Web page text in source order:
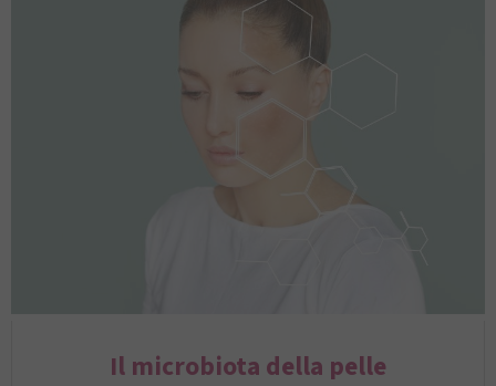
Il microbiota della pelle